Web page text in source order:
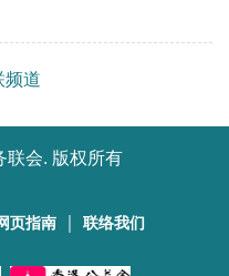
频道
联会. 版权所有
页指南 联络我们